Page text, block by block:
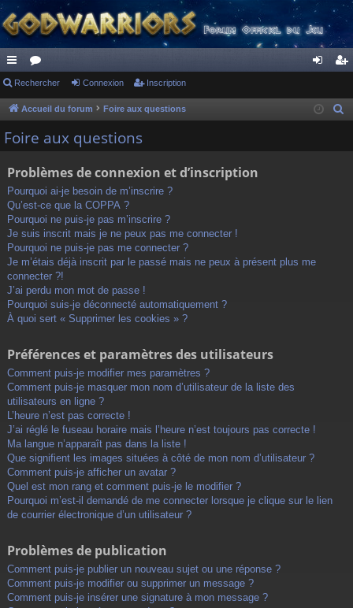
ac
co
ur
s
or
u ne cri
Rechercher Connexion Inscription
Accueil du forum Foire aux questions
Foire aux questions
Problèmes de connexion et d’inscription
Pourquoi ai-je besoin de m’inscrire ?
Qu’est-ce que la COPPA ?
Pourquoi ne puis-je pas m’inscrire ?
Je suis inscrit mais je ne peux pas me connecter !
Pourquoi ne puis-je pas me connecter ?
Je m’étais déjà inscrit par le passé mais ne peux à présent plus me
connecter ?!
J’ai perdu mon mot de passe !
Pourquoi suis-je déconnecté automatiquement ?
À quoi sert « Supprimer les cookies » ?
Préférences et paramètres des utilisateurs
Comment puis-je modifier mes paramètres ?
Comment puis-je masquer mon nom d’utilisateur de la liste des
utilisateurs en ligne ?
L’heure n’est pas correcte !
J’ai réglé le fuseau horaire mais l’heure n’est toujours pas correcte !
Ma langue n’apparaît pas dans la liste !
Que signifient les images situées à côté de mon nom d’utilisateur ?
Comment puis-je afficher un avatar ?
Quel est mon rang et comment puis-je le modifier ?
Pourquoi m’est-il demandé de me connecter lorsque je clique sur le lien
de courrier électronique d’un utilisateur ?
Problèmes de publication
Comment puis-je publier un nouveau sujet ou une réponse ?
Comment puis-je modifier ou supprimer un message ?
Comment puis-je insérer une signature à mon message ?